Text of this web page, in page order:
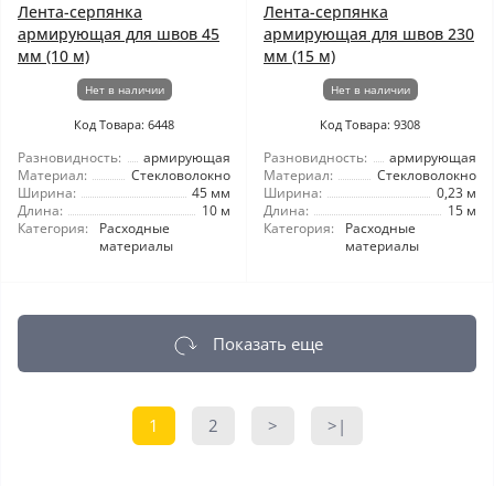
Лента-серпянка
армирующая для швов 45
мм (10 м)
Нет в наличии
Код Товара: 6448
Разновидность:
армирующая
Материал:
Стекловолокно
Ширина:
45 мм
Длина:
10 м
Категория:
Расходные
материалы
Лента-серпянка
армирующая для швов 230
мм (15 м)
Нет в наличии
Код Товара: 9308
Разновидность:
армирующая
Материал:
Стекловолокно
Ширина:
0,23 м
Длина:
15 м
Категория:
Расходные
материалы
Показать еще
1 2 > >|